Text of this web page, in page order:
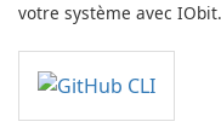
votre système avec IObit